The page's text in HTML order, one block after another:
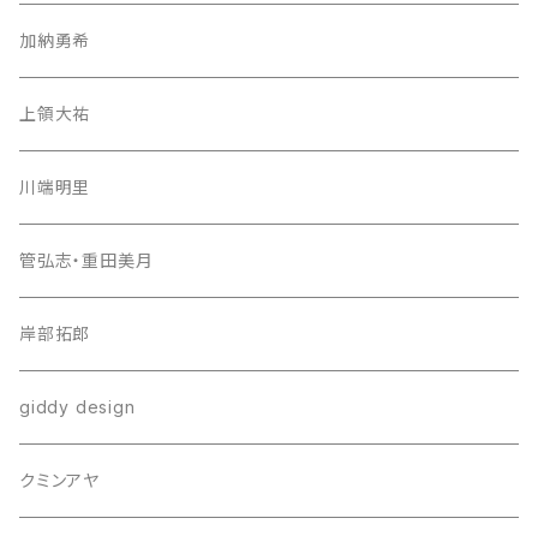
加納勇希
上領大祐
川端明里
管弘志・重田美月
岸部拓郎
giddy design
クミンアヤ